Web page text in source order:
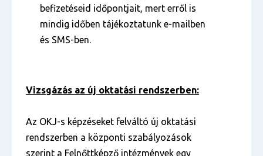
befizetéseid időpontjait, mert erről is
mindig időben tájékoztatunk e-mailben
és SMS-ben.
Vizsgázás az új oktatási rendszerben:
Az OKJ-s képzéseket felváltó új oktatási
rendszerben a központi szabályozások
szerint a Felnőttképző intézmények egy